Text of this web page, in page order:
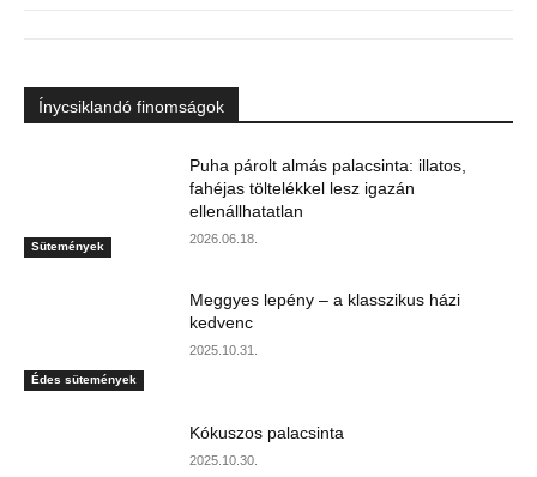
Ínycsiklandó finomságok
Sütemények
Puha párolt almás palacsinta: illatos,
fahéjas töltelékkel lesz igazán
ellenállhatatlan
2026.06.18.
Édes sütemények
Meggyes lepény – a klasszikus házi
kedvenc
2025.10.31.
Kókuszos palacsinta
2025.10.30.